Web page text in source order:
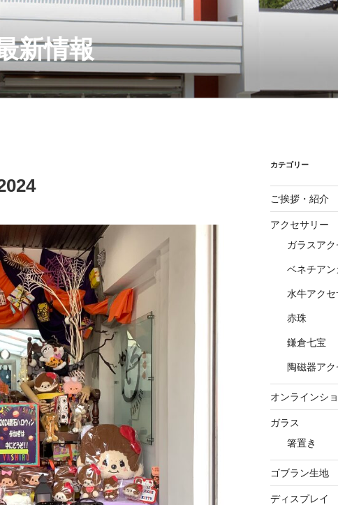
新情報
カテゴリー
ご挨拶・紹介
アクセサリー
ガラスア
ベネチアン
水牛アクセ
赤珠
鎌倉七宝
陶磁器ア
オンラインシ
ガラス
箸置き
ゴブラン生地
ディスプレイ